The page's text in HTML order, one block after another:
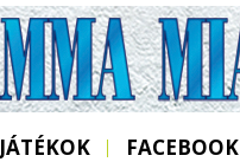
JÁTÉKOK FACEBOOK